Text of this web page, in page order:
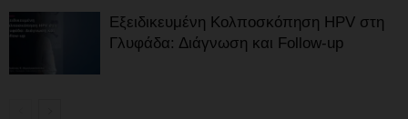
Εξειδικευμένη Κολποσκόπηση HPV στη
Γλυφάδα: Διάγνωση και Follow-up